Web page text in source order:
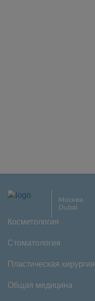
Косметология
Стоматология
Пластическая хирургия
Общая медицина